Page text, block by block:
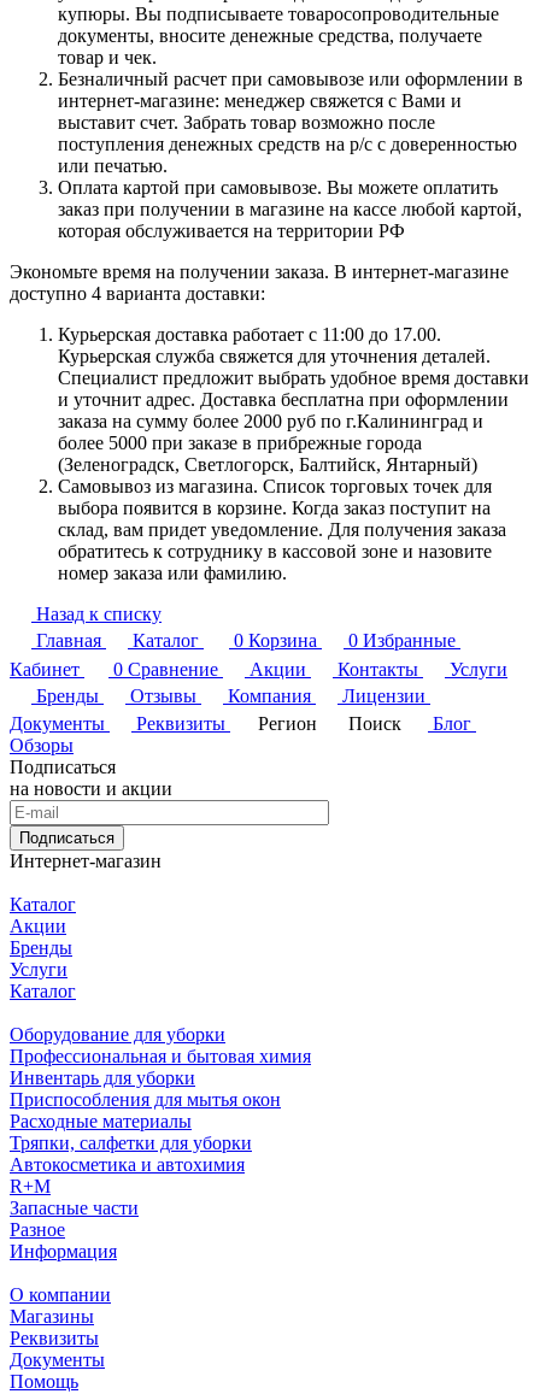
купюры. Вы подписываете товаросопроводительные
документы, вносите денежные средства, получаете
товар и чек.
Безналичный расчет при самовывозе или оформлении в
интернет-магазине: менеджер свяжется с Вами и
выставит счет. Забрать товар возможно после
поступления денежных средств на р/с с доверенностью
или печатью.
Оплата картой при самовывозе. Вы можете оплатить
заказ при получении в магазине на кассе любой картой,
которая обслуживается на территории РФ
Экономьте время на получении заказа. В интернет-магазине
доступно 4 варианта доставки:
Курьерская доставка работает с 11:00 до 17.00.
Курьерская служба свяжется для уточнения деталей.
Специалист предложит выбрать удобное время доставки
и уточнит адрес. Доставка бесплатна при оформлении
заказа на сумму более 2000 руб по г.Калининград и
более 5000 при заказе в прибрежные города
(Зеленоградск, Светлогорск, Балтийск, Янтарный)
Самовывоз из магазина. Список торговых точек для
выбора появится в корзине. Когда заказ поступит на
склад, вам придет уведомление. Для получения заказа
обратитесь к сотруднику в кассовой зоне и назовите
номер заказа или фамилию.
Назад к списку
Главная
Каталог 0 Корзина 0 Избранные
Кабинет
0 Сравнение Акции Контакты
Услуги
Бренды
Отзывы Компания
Лицензии
Документы
Реквизиты Регион Поиск
Блог
Обзоры
Подписаться
на новости и акции
Подписаться
Интернет-магазин
Каталог
Акции
Бренды
Услуги
Каталог
Оборудование для уборки
Профессиональная и бытовая химия
Инвентарь для уборки
Приспособления для мытья окон
Расходные материалы
Тряпки, салфетки для уборки
Автокосметика и автохимия
R+M
Запасные части
Разное
Информация
О компании
Магазины
Реквизиты
Документы
Помощь